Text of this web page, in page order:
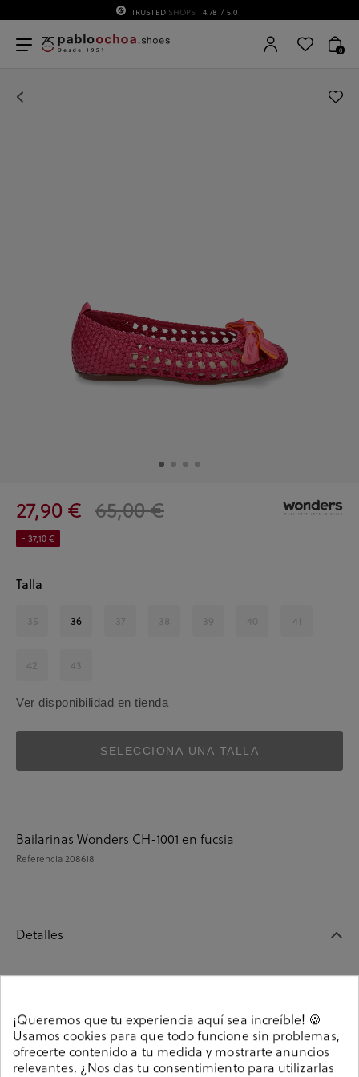
TRUSTED SHOPS 4.78 / 5.0
0
27,90 € 65,00 €
- 37,10 €
Talla
35 36 37 38 39 40 41
42 43
Ver disponibilidad en tienda
SELECCIONA UNA TALLA
Bailarinas Wonders CH-1001 en fucsia
Referencia208618
Detalles
Referencia 208618
¡Queremos que tu experiencia aquí sea increíble! 🍪
Usamos cookies para que todo funcione sin problemas,
ofrecerte contenido a tu medida y mostrarte anuncios
relevantes. ¿Nos das tu consentimiento para utilizarlas